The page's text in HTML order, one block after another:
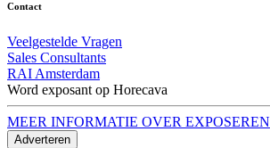
Contact
Veelgestelde Vragen
Sales Consultants
RAI Amsterdam
Word exposant op Horecava
MEER INFORMATIE OVER EXPOSEREN
Adverteren